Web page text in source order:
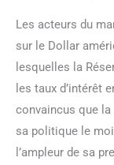
Les acteurs du
sur le Dollar
lesquelles la
les taux d’intérêt
convaincus que la
sa politique le
l’ampleur de sa